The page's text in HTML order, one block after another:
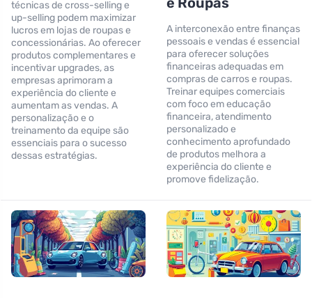
técnicas de cross-selling e
up-selling podem maximizar
lucros em lojas de roupas e
concessionárias. Ao oferecer
produtos complementares e
incentivar upgrades, as
empresas aprimoram a
experiência do cliente e
aumentam as vendas. A
personalização e o
treinamento da equipe são
essenciais para o sucesso
dessas estratégias.
A interconexão entre finanças
pessoais e vendas é essencial
para oferecer soluções
financeiras adequadas em
compras de carros e roupas.
Treinar equipes comerciais
com foco em educação
financeira, atendimento
personalizado e
conhecimento aprofundado
de produtos melhora a
experiência do cliente e
promove fidelização.